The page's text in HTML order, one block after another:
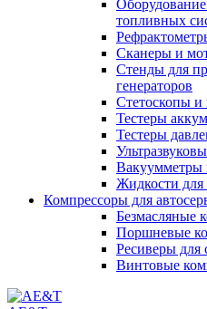
топливных
Сканеры и
Стенды для
генераторов
Стетоскопы
Тестеры
Тестеры
Вакуумметры
Жидкости для
Компрессоры для
Безмасляные
Поршневые
Ресиверы для
Винтовые